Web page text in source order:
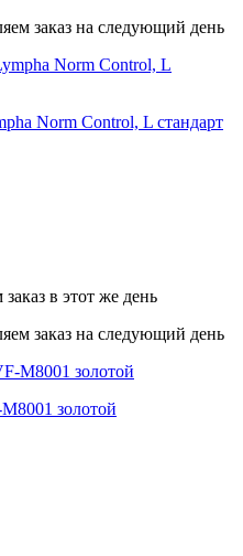
заказ на следующий день
Norm Control, L стандарт
заказ в этот же день
заказ на следующий день
золотой